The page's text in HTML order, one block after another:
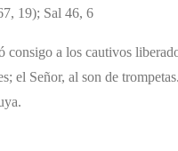
19); Sal 46, 6
consigo a los cautivos
el Señor, al son de